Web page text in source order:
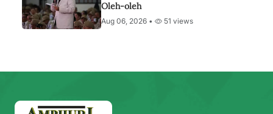
Oleh-oleh
Aug 06, 2026 • 51 views